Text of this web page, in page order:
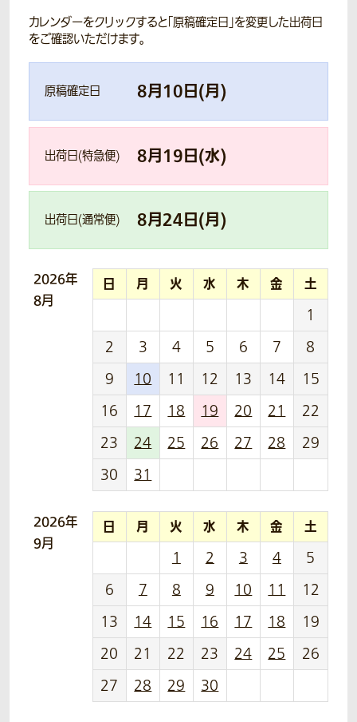
カレンダーをクリックすると「原稿確定日」を変更した出荷日
をご確認いただけます。
原稿確定日 8月10日(月)
出荷日(特急便) 8月19日(水)
出荷日(通常便) 8月24日(月)
2026年
8月
日 月 火 水 木 金 土
1
2
3 4 5 6 7
8
9
10 11 12 13 14
15
16
17 18 19 20 21
22
23
24 25 26 27 28
29
30
31
2026年
9月
日 月 火 水 木 金 土
1 2 3 4
5
6
7 8 9 10 11
12
13
14 15 16 17 18
19
20
21 22 23 24 25
26
27
28 29 30